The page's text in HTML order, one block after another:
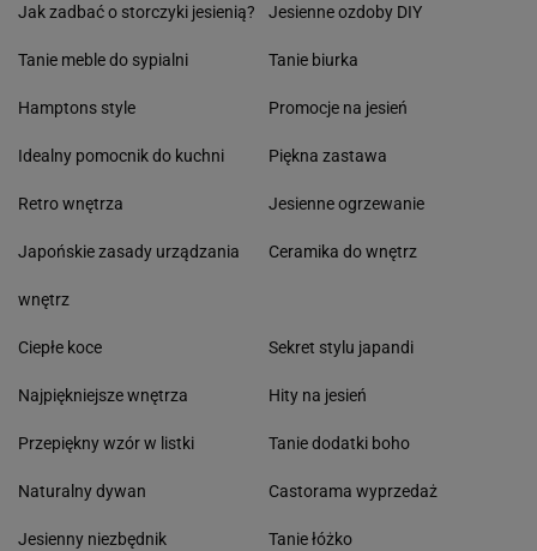
Jak zadbać o storczyki jesienią?
Tanie meble do sypialni
Hamptons style
Idealny pomocnik do kuchni
Retro wnętrza
Japońskie zasady urządzania
wnętrz
Jesienne ozdoby DIY
Tanie biurka
Promocje na jesień
Piękna zastawa
Jesienne ogrzewanie
Ceramika do wnętrz
Ciepłe koce
Najpiękniejsze wnętrza
Przepiękny wzór w listki
Naturalny dywan
Jesienny niezbędnik
Sekret stylu japandi
Hity na jesień
Tanie dodatki boho
Castorama wyprzedaż
Tanie łóżko